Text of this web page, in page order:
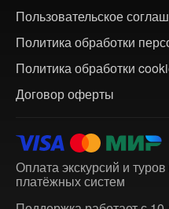
Пользовательское
Политика обработки
Политика обработки
Договор оферты
Оплата экскурсий и
платёжных систем